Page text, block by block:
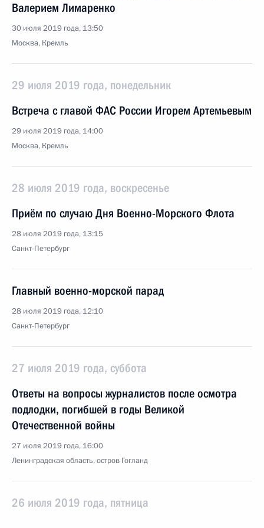
Валерием Лимаренко
30 июля 2019 года, 13:50
Москва, Кремль
29 июля 2019 года, понедельник
Встреча с главой ФАС России Игорем Артемьевым
29 июля 2019 года, 14:00
Москва, Кремль
28 июля 2019 года, воскресенье
Приём по случаю Дня Военно-Морского Флота
28 июля 2019 года, 13:15
Санкт-Петербург
Главный военно-морской парад
28 июля 2019 года, 12:10
Санкт-Петербург
27 июля 2019 года, суббота
Ответы на вопросы журналистов после осмотра
подлодки, погибшей в годы Великой
Отечественной войны
27 июля 2019 года, 16:00
Ленинградская область, остров Гогланд
26 июля 2019 года, пятница